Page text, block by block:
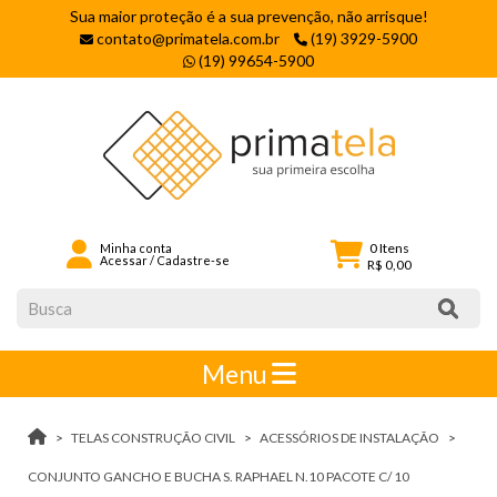
Sua maior proteção é a sua prevenção, não arrisque!
contato@primatela.com.br
(19) 3929-5900
(19) 99654-5900
Minha conta
Acessar/ Cadastre-se
0Itens
R$ 0,00
Menu
TELAS CONSTRUÇÃO CIVIL ACESSÓRIOS DE INSTALAÇÃO
CONJUNTO GANCHO E BUCHA S. RAPHAEL N.10 PACOTE C/ 10